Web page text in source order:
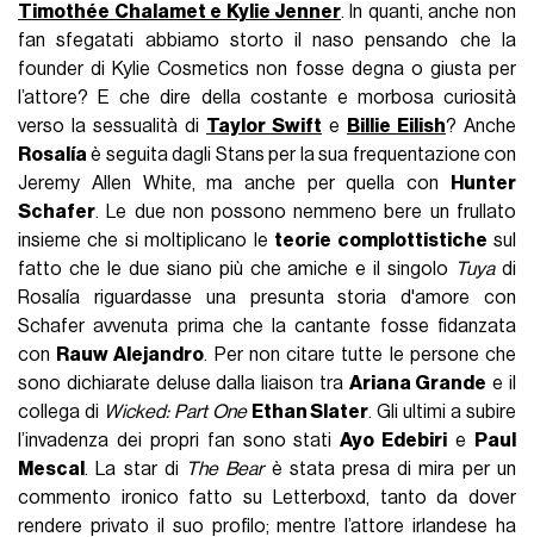
Timothée Chalamet e Kylie Jenner. In quanti, anche non
fan sfegatati abbiamo storto il naso pensando che la
founder di Kylie Cosmetics non fosse degna o giusta per
l’attore? E che dire della costante e morbosa curiosità
verso la sessualità di Taylor Swift e Billie Eilish? Anche
Rosalía è seguita dagli Stans per la sua frequentazione con
Jeremy Allen White, ma anche per quella con
Hunter
Schafer. Le due non possono nemmeno bere un frullato
insieme che si moltiplicano le teorie complottistiche sul
fatto che le due siano più che amiche e il singolo
Tuyadi
Rosalía riguardasse una presunta storia d'amore con
Schafer avvenuta prima che la cantante fosse fidanzata
con Rauw Alejandro. Per non citare tutte le persone che
sono dichiarate deluse dalla liaison tra Ariana Grande e il
collega di Wicked: Part One Ethan Slater. Gli ultimi a subire
l’invadenza dei propri fan sono statiAyo Edebiri e
Paul
Mescal . La star di The Bearè stata presa di mira per un
commento ironico fatto su Letterboxd, tanto da dover
rendere privato il suo profilo; mentre l’attore irlandese ha